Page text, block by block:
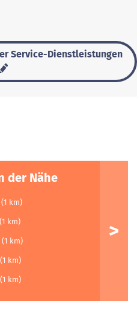
Service-Dienstleistungen
der Nähe
(1 km)
(1 km)
(1 km)
(1 km)
(1 km)